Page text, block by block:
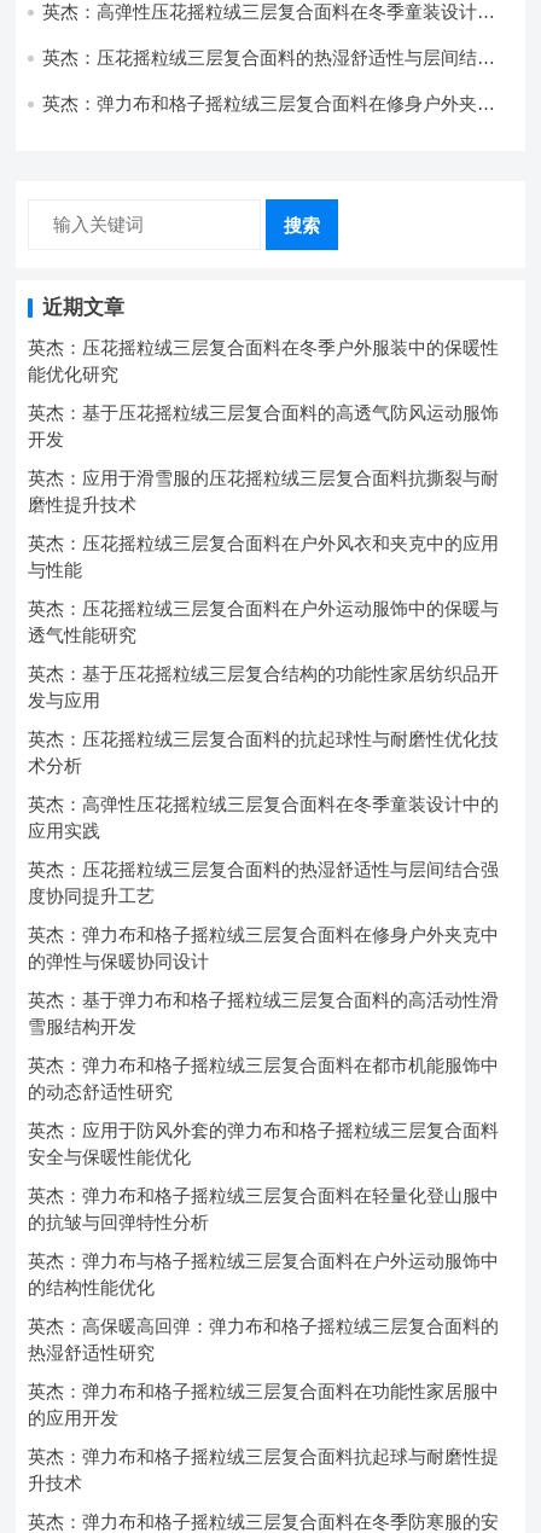
英杰：高弹性压花摇粒绒三层复合面料在冬季童装设计中
英杰：压花摇粒绒三层复合面料的热湿舒适性与层间结合
英杰：弹力布和格子摇粒绒三层复合面料在修身户外夹克
搜索
近期文章
英杰：压花摇粒绒三层复合面料在冬季户外服装中的保暖性
能优化研究
英杰：基于压花摇粒绒三层复合面料的高透气防风运动服饰
开发
英杰：应用于滑雪服的压花摇粒绒三层复合面料抗撕裂与耐
磨性提升技术
英杰：压花摇粒绒三层复合面料在户外风衣和夹克中的应用
与性能
英杰：压花摇粒绒三层复合面料在户外运动服饰中的保暖与
透气性能研究
英杰：基于压花摇粒绒三层复合结构的功能性家居纺织品开
发与应用
英杰：压花摇粒绒三层复合面料的抗起球性与耐磨性优化技
术分析
英杰：高弹性压花摇粒绒三层复合面料在冬季童装设计中的
应用实践
英杰：压花摇粒绒三层复合面料的热湿舒适性与层间结合强
度协同提升工艺
英杰：弹力布和格子摇粒绒三层复合面料在修身户外夹克中
的弹性与保暖协同设计
英杰：基于弹力布和格子摇粒绒三层复合面料的高活动性滑
雪服结构开发
英杰：弹力布和格子摇粒绒三层复合面料在都市机能服饰中
的动态舒适性研究
英杰：应用于防风外套的弹力布和格子摇粒绒三层复合面料
安全与保暖性能优化
英杰：弹力布和格子摇粒绒三层复合面料在轻量化登山服中
的抗皱与回弹特性分析
英杰：弹力布与格子摇粒绒三层复合面料在户外运动服饰中
的结构性能优化
英杰：高保暖高回弹：弹力布和格子摇粒绒三层复合面料的
热湿舒适性研究
英杰：弹力布和格子摇粒绒三层复合面料在功能性家居服中
的应用开发
英杰：弹力布和格子摇粒绒三层复合面料抗起球与耐磨性提
升技术
英杰：弹力布和格子摇粒绒三层复合面料在冬季防寒服的安